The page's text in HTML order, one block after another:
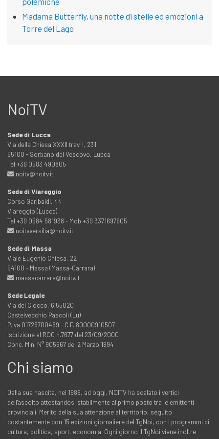
Madama Butterfly, una notte di stelle ed emozioni a
Torre del Lago
NoiTV
Sede di Lucca
Via della Chiesa XXXII trav. I, 231
55100 - Sorbano del Vescovo, Lucca
Tel +39 0583 490805
noitv@noitv.it
Sede di Viareggio
Corso Garibaldi, 44
Viareggio (Lucca)
Tel +39 0584 581938 - Mob +39 3371697605
noitvversilia@noitv.it
Sede di Massa
Viale Eugenio Chiesa, 22
54100 - Massa (Massa-Carrara)
massacarrara@noitv.it
Sede Legale
Via del Ciocco, 6 55020
Castelvecchio Pascoli (Lu)
P.iva 01726700469 - C.F. 80000910507
Iscrizione al ROC n.7677 del 23/09/2000
Conc. Min. N° 905667 del 2 Marzo 1994
Chi siamo
Dalla sua nascita, nel 1989, ad oggi, NOITV ha scalato i vertici
dell'ascolto attestandosi stabilmente al primo posto tra le emittenti
provinciali. Merito della sua attenzione al territorio, seguito
costantemente con 15 edizioni giornaliere del TgNoi, con i programmi di
cultura, politica, sport, economia. Ogni giorno il TgNoi viene inoltre